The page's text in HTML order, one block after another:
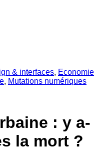
& interfaces, Economie
, Mutations numériques
: y a-
la mort ?